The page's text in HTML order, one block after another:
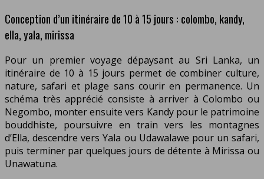
Conception d’un itinéraire de 10 à 15 jours : colombo, kandy,
ella, yala, mirissa
Pour un premier voyage dépaysant au Sri Lanka, un
itinéraire de 10 à 15 jours permet de combiner culture,
nature, safari et plage sans courir en permanence. Un
schéma très apprécié consiste à arriver à Colombo ou
Negombo, monter ensuite vers Kandy pour le patrimoine
bouddhiste, poursuivre en train vers les montagnes
d’Ella, descendre vers Yala ou Udawalawe pour un safari,
puis terminer par quelques jours de détente à Mirissa ou
Unawatuna.